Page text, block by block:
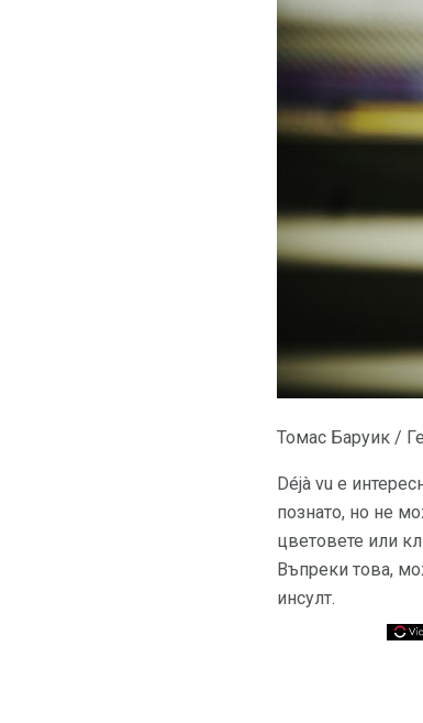
Томас Баруик /
Déjà vu е
познато, но не
цветовете или
Въпреки това,
инсулт.